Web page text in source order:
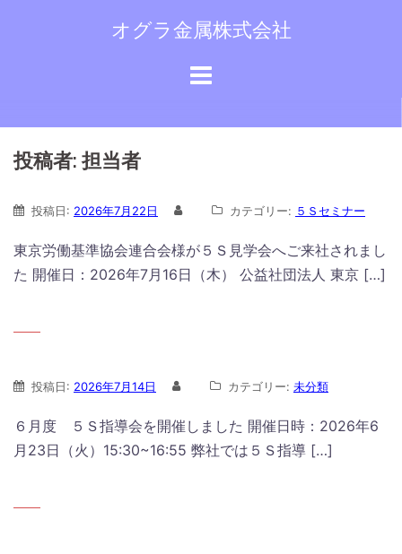
へ
ス
オグラ金属株式会社
投稿者: 担当者
投稿日: 2026年7月22日 カテゴリー: ５Ｓセミナー
東京労働基準協会連合会様が５Ｓ見学会へご来社されまし
た 開催日：2026年7月16日（木） 公益社団法人 東京 […]
投稿日: 2026年7月14日 カテゴリー: 未分類
６月度 ５Ｓ指導会を開催しました 開催日時：2026年6
月23日（火）15:30~16:55 弊社では５Ｓ指導 […]